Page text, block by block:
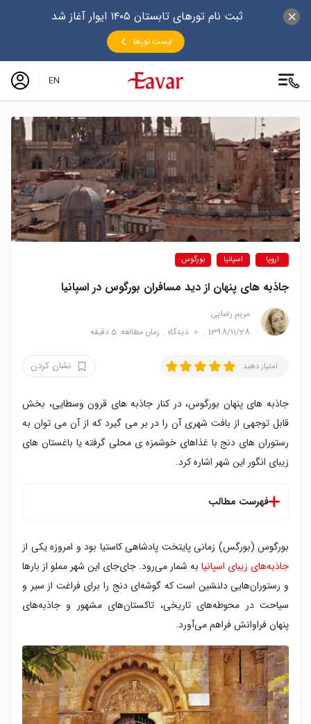
ثبت نام تورهای تابستان ۱۴۰۵ ایوار آغاز شد
لیست تورها
EN
اروپا اسپانیا بورگوس
جاذبه های پنهان از دید مسافران بورگوس در اسپانیا
مریم رضایی
1398/11/28
0 دیدگاه زمان مطالعه: 5 دقیقه
امتیاز دهید نشان کردن
جاذبه های پنهان بورگوس، در کنار جاذبه های قرون وسطایی، بخش
قابل توجهی از بافت شهری آن را در بر می گیرد که از آن می توان به
رستوران های دنج با غذاهای خوشمزه ی محلی گرفته یا باغستان های
زیبای انگور این شهر اشاره کرد.
فهرست مطالب
تاکستان های بورگوس
بهترین مکان ها برای خوردن پینچو
استادیوم کولیسئوم بورگوس
هتل لاندا
تنها رستوران ستاره دار میشلن
آتاپوئرکا
بهترین بارهای بورگوس
بورگوس (بورگس) زمانی پایتخت پادشاهی کاستیا بود و امروزه یکی از
جاذبه‌های زیبای اسپانیا به شمار می‌رود. جای‌جای این شهر مملو از بارها
و رستوران‌هایی دلنشین است که گوشه‌ای دنج را برای فراغت از سیر و
سیاحت در محوطه‌های تاریخی، تاکستان‌های مشهور و جاذبه‌های
پنهان فراوانش فراهم می‌آورد.